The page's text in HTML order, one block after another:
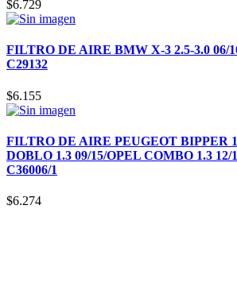
$6.729
FILTRO DE AIRE BMW X-3 2.5-3.0 06/
C29132
$6.155
FILTRO DE AIRE PEUGEOT BIPPER
DOBLO 1.3 09/15/OPEL COMBO 1.3 12/
C36006/1
$6.274